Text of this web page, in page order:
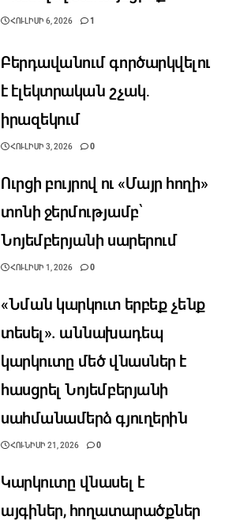
ՀՈՒԼԻՍԻ 6, 2026 1
Բերդավանում գործարկվելու
է էլեկտրական շչակ․
իրազեկում
ՀՈՒԼԻՍԻ 3, 2026 0
Ուրցի բույրով ու «Մայր հողի»
տոնի ջերմությամբ՝
Նոյեմբերյանի սարերում
ՀՈՒԼԻՍԻ 1, 2026 0
«Նման կարկուտ երբեք չենք
տեսել». աննախադեպ
կարկուտը մեծ վնասներ է
հասցրել Նոյեմբերյանի
սահմանամերձ գյուղերին
ՀՈՒՆԻՍԻ 21, 2026 0
Կարկուտը վնասել է
այգիներ, հողատարածքներ